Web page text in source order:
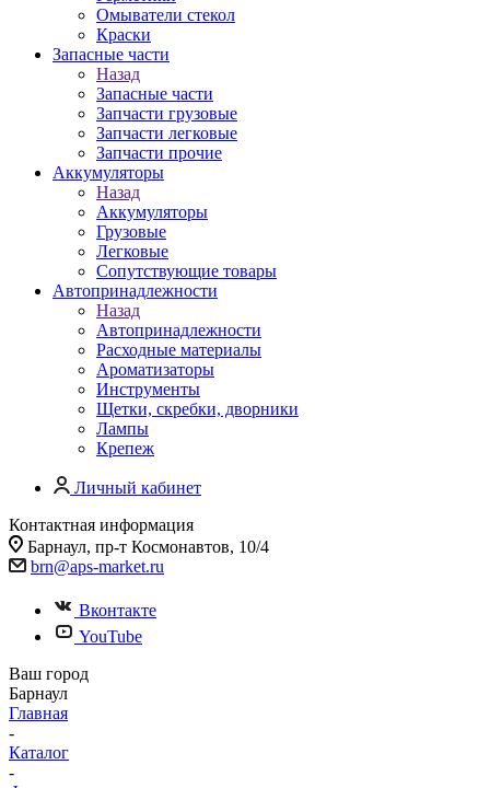
Омыватели стекол
Краски
Запасные части
Назад
Запасные части
Запчасти грузовые
Запчасти легковые
Запчасти прочие
Аккумуляторы
Назад
Аккумуляторы
Грузовые
Легковые
Сопутствующие товары
Автопринадлежности
Назад
Автопринадлежности
Расходные материалы
Ароматизаторы
Инструменты
Щетки, скребки, дворники
Лампы
Крепеж
Личный кабинет
Контактная информация
Барнаул, пр-т Космонавтов, 10/4
brn@aps-market.ru
Вконтакте
YouTube
Ваш город
Барнаул
Главная
-
Каталог
-